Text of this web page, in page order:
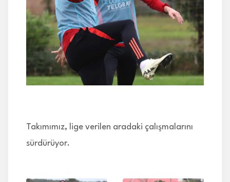
İLETİŞİM
Takımımız, lige verilen aradaki çalışmalarını
sürdürüyor.